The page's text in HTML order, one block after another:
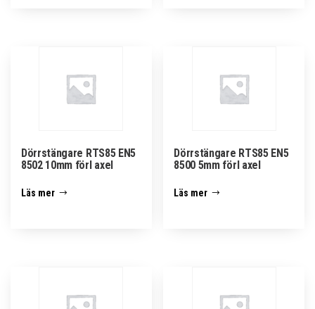
Dörrstängare RTS85 EN5
8502 10mm förl axel
Läs mer
Dörrstängare RTS85 EN5
8500 5mm förl axel
Läs mer